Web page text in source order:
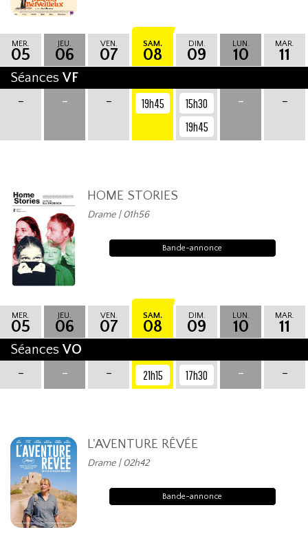
MER.
05
JEU.
06
VEN.
07
SAM.
08
DIM.
09
LUN.
10
MAR.
11
Séances VF
-
- - 19h45
15h30
19h45
- -
HOME STORIES
Drame | 01h56
Bande-annonce
MER.
05
JEU.
06
VEN.
07
SAM.
08
DIM.
09
LUN.
10
MAR.
11
Séances VO
-
- - 21h15 17h30 - -
L'AVENTURE RÊVÉE
Drame | 02h42
Bande-annonce